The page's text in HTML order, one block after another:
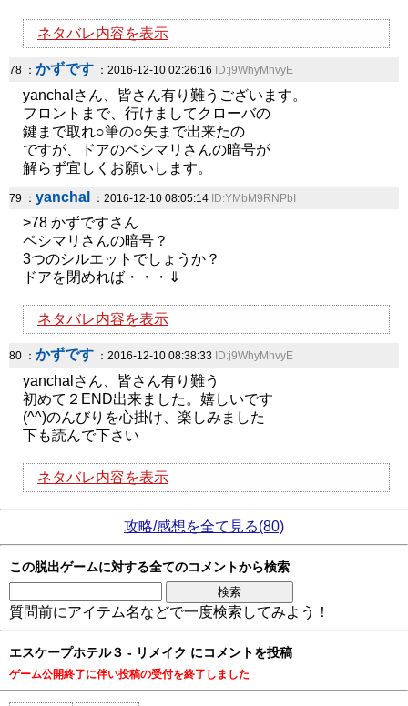
ネタバレ内容を表示
78 ： かずです ：2016-12-10 02:26:16 ID:j9WhyMhvyE
yanchalさん、皆さん有り難うございます。
フロントまで、行けましてクローバの
鍵まで取れ○筆の○矢まで出来たの
ですが、ドアのペシマリさんの暗号が
解らず宜しくお願いします。
79 ： yanchal ：2016-12-10 08:05:14 ID:YMbM9RNPbI
>78 かずですさん
ペシマリさんの暗号？
3つのシルエットでしょうか？
ドアを閉めれば・・・⇓
ネタバレ内容を表示
80 ： かずです ：2016-12-10 08:38:33 ID:j9WhyMhvyE
yanchalさん、皆さん有り難う
初めて２END出来ました。嬉しいです
(^^)のんびりを心掛け、楽しみました
下も読んで下さい
ネタバレ内容を表示
攻略/感想を全て見る(80)
この脱出ゲームに対する全てのコメントから検索
質問前にアイテム名などで一度検索してみよう！
エスケープホテル３ - リメイク にコメントを投稿
ゲーム公開終了に伴い投稿の受付を終了しました